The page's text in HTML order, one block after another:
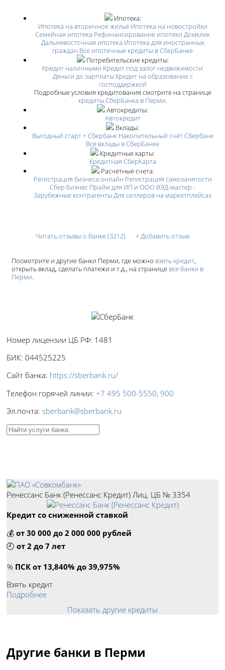
Ипотека:
Ипотека на вторичное жильё Ипотека на новостройки
Семейная ипотека Рефинансирование ипотеки Домклик
Дальневосточная ипотека Ипотека для иностранных
граждан Все ипотечные кредиты в СберБанке
Потребительские кредиты:
Кредит наличными Кредит под залог недвижимости
Деньги до зарплаты Кредит на образование с
господдержкой
Подробные условия кредитования смотрите на странице
кредиты СберБанка в Перми.
Автокредиты:
Автокредит
Вклады:
Выгодный старт + Сбербанк Накопительный счёт Сбербанк
Все вклады в СберБанке
Кредитные карты:
Кредитная СберКарта
Расчетные счета:
Регистрация бизнеса онлайн Регистрация самозанятости
Сбер Бизнес Прайм для ИП и ООО ВЭД-мастер -
Зарубежные контрагентыДля селлеров на маркетплейсах
Читать отзывы о банке (3212) +Добавить отзыв
Посмотрите и другие банки Перми, где можно взять кредит,
открыть вклад, сделать платежи и т.д., на странице все банки в
Перми.
Номер лицензии ЦБ РФ: 1481
БИК:044525225
Сайт банка: https://sberbank.ru/
Телефон горячей линии: +7 495 500-5550, 900
Эл.почта:sberbank@sberbank.ru
Ренессанс Банк (Ренессанс Кредит) Лиц. ЦБ № 3354
Кредит со сниженной ставкой
💰от 30 000 до 2 000 000 рублей
🕘от 2 до 7 лет
% ПСК от 13,840% до 39,975%
Взять кредит
Подробнее
Показать другие кредиты
Другие банки в Перми